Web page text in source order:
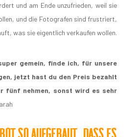
und am Ende unzufrieden, weil sie
und die Fotografen sind frustriert,
was sie eigentlich verkaufen wollen.
gemein, finde ich, für unsere
jetzt hast du den Preis bezahlt
fünf nehmen, sonst wird es sehr
so aufgebaut, dass es